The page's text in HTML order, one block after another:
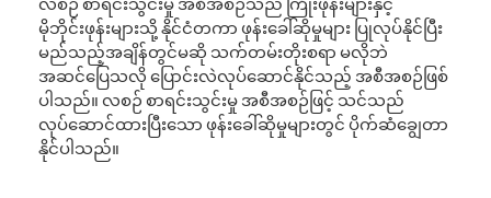
မိုဘိုင်းဖုန်းများသို့ နိုင်ငံတကာ ဖုန်းခေါ်ဆိုမှုများ ပြုလုပ်နိုင်ပြီး
မည်သည့်အချိန်တွင်မဆို သက်တမ်းတိုးစရာ မလိုဘဲ
အဆင်ပြေသလို ပြောင်းလဲလုပ်ဆောင်နိုင်သည့် အစီအစဉ်ဖြစ်
ပါသည်။ လစဉ် စာရင်းသွင်းမှု အစီအစဉ်ဖြင့် သင်သည်
လုပ်ဆောင်ထားပြီးသော ဖုန်းခေါ်ဆိုမှုများတွင် ပိုက်ဆံချွေတာ
နိုင်ပါသည်။